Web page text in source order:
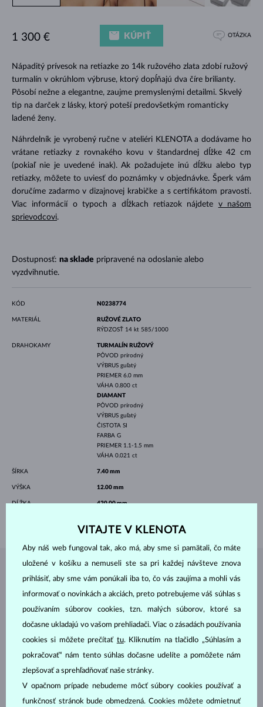
Nápaditý prívesok na retiazke zo 14k ružového zlata zdobí ružový
turmalín v okrúhlom výbruse, ktorý dopĺňajú dva číre brilianty.
Pôsobí nežne a elegantne, zaujme premyslenými detailmi. Skvelý
tip na darček z lásky, ktorý poteší predovšetkým romanticky
ladené ženy.
Náhrdelník je vyrobený ručne v ateliéri KLENOTA a dodávame ho
vrátane retiazky z rovnakého kovu v štandardnej dĺžke 42 cm
(pokiaľ nie je uvedené inak). Ak požadujete inú dĺžku alebo typ
retiazky, môžete to uviesť do poznámky v objednávke. Šperk vám
doručíme zadarmo v dizajnovej krabičke a s certifikátom pravosti.
Viac informácií o typoch a dĺžkach retiazok nájdete v našom
sprievodcovi.
Dostupnosť: na sklade pripravené na odoslanie alebo
vyzdvihnutie.
1 300 € KÚPIŤ OTÁZKA
KÓD N0238774
MATERIÁL
RUŽOVÉ ZLATO
RÝDZOSŤ 14 kt 585/1000
DRAHOKAMY
TURMALÍN RUŽOVÝ
PÔVOD prírodný
VÝBRUS guľatý
PRIEMER 6.0 mm
VÁHA 0.800 ct
DIAMANT
PÔVOD prírodný
VÝBRUS guľatý
ČISTOTA SI
FARBA G
PRIEMER 1.1-1.5 mm
VÁHA 0.021 ct
ŠÍRKA 7.40 mm
VÝŠKA 12.00 mm
DĹŽKA 420.00 mm
ŠPERKY Z ATELIÉRU KLENOTA
VITAJTE V KLENOTA
Aby náš web fungoval tak, ako má, aby sme si pamätali, čo máte
uložené v košíku a nemuseli ste sa pri každej návšteve znova
prihlásiť, aby sme vám ponúkali iba to, čo vás zaujíma a mohli vás
informovať o novinkách a akciách, preto potrebujeme váš súhlas s
používaním súborov cookies, tzn. malých súborov, ktoré sa
dočasne ukladajú vo vašom prehliadači. Viac o zásadách používania
cookies si môžete prečítať tu. Kliknutím na tlačidlo „Súhlasím a
pokračovať“ nám tento súhlas dočasne udelíte a pomôžete nám
zlepšovať a sprehľadňovať naše stránky.
V opačnom prípade nebudeme môcť súbory cookies používať a
funkčnosť stránok bude obmedzená. Cookies môžete odmietnuť